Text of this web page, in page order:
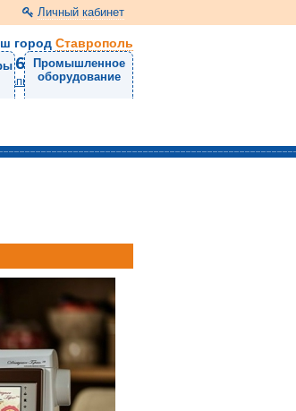
Личный кабинет
город Ставрополь
31-71-50
Напишите нам
Промышленное
оборудование